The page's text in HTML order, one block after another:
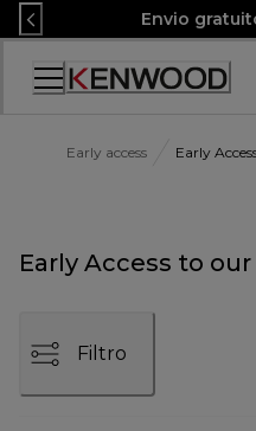
Skip
to
Content
Envio
Early access Early
Early Access to our
Filtro